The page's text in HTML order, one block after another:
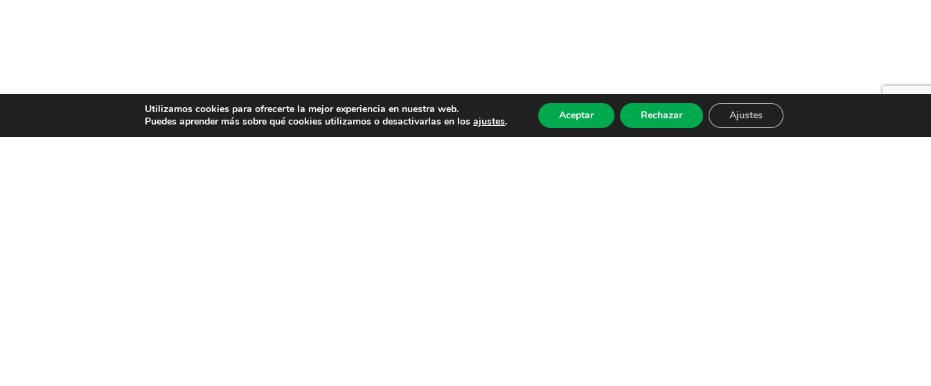
Utilizamos cookies para ofrecerte la mejor experiencia en nuestra web.
Puedes aprender más sobre qué cookies utilizamos o desactivarlas en losajustes. Aceptar Rechazar Ajustes